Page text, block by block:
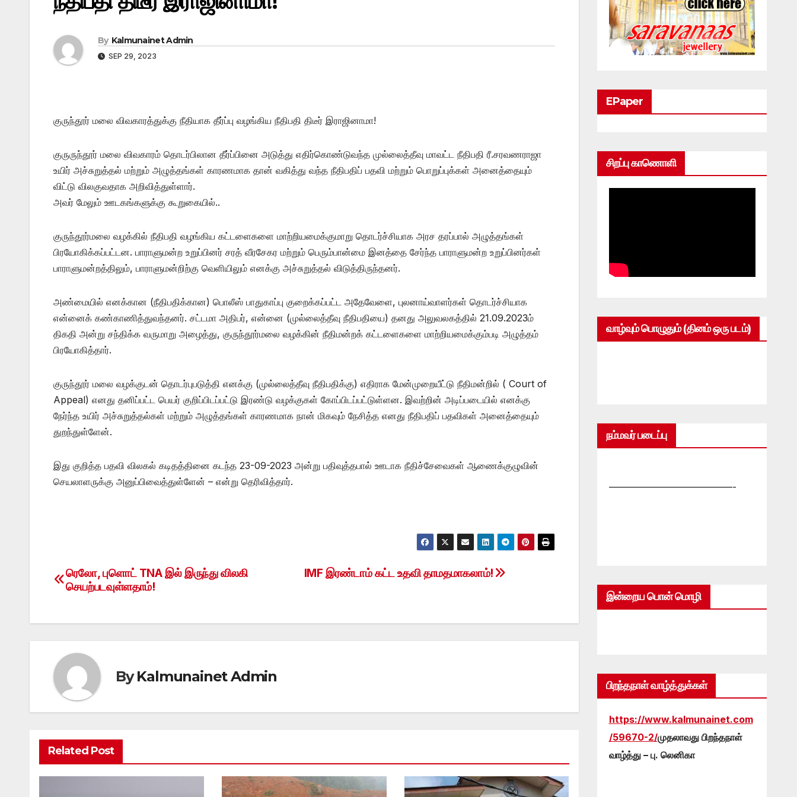
By Kalmunainet Admin
SEP 29, 2023
குருந்தூர் மலை விவகாரத்துக்கு நீதியாக தீர்ப்பு வழங்கிய நீதிபதி திடீர் இராஜினாமா!
குருருந்தூர் மலை விவகாரம் தொடர்பிலான தீர்ப்பினை அடுத்து எதிர்கொண்டுவந்த முல்லைத்தீவு மாவட்ட நீதிபதி ரீ.சரவணராஜா
உயிர் அச்சுறுத்தல் மற்றும் அழுத்தங்கள் காரணமாக தான் வகித்து வந்த நீதிபதிப் பதவி மற்றும் பொறுப்புக்கள் அனைத்தையும்
விட்டு விலகுவதாக அறிவித்துள்ளார்.
அவர் மேலும் ஊடகங்களுக்கு கூறுகையில்..
குருந்தூர்மலை வழக்கில் நீதிபதி வழங்கிய கட்டளைகளை மாற்றியமைக்குமாறு தொடர்ச்சியாக அரச தரப்பால் அழுத்தங்கள்
பிரயோகிக்கப்பட்டன. பாராளுமன்ற உறுப்பினர் சரத் வீரசேகர மற்றும் பெரும்பான்மை இனத்தை சேர்ந்த பாராளுமன்ற உறுப்பினர்கள்
பாராளுமன்றத்திலும், பாராளுமன்றிற்கு வெளியிலும் எனக்கு அச்சுறுத்தல் விடுத்திருந்தனர்.
அண்மையில் எனக்கான (நீதிபதிக்கான) பொலீஸ் பாதுகாப்பு குறைக்கப்பட்ட அதேவேளை, புலனாய்வாளர்கள் தொடர்ச்சியாக
என்னைக் கண்காணித்துவந்தனர். சட்டமா அதிபர், என்னை (முல்லைத்தீவு நீதிபதியை) தனது அலுவலகத்தில் 21.09.2023ம்
திகதி அன்று சந்திக்க வருமாறு அழைத்து, குருந்தூர்மலை வழக்கின் நீதிமன்றக் கட்டளைகளை மாற்றியமைக்கும்படி அழுத்தம்
பிரயோகித்தார்.
குருந்தூர் மலை வழக்குடன் தொடர்புபடுத்தி எனக்கு (முல்லைத்தீவு நீதிபதிக்கு) எதிராக மேன்முறையீட்டு நீதிமன்றில் ( Court of
Appeal) எனது தனிப்பட்ட பெயர் குறிப்பிடப்பட்டு இரண்டு வழக்குகள் கோப்பிடப்பட்டுள்ளன. இவற்றின் அடிப்படையில் எனக்கு
நேர்ந்த உயிர் அச்சுறுத்தல்கள் மற்றும் அழுத்தங்கள் காரணமாக நான் மிகவும் நேசித்த எனது நீதிபதிப் பதவிகள் அனைத்தையும்
துறந்துள்ளேன்.
இது குறித்த பதவி விலகல் கடிதத்தினை கடந்த 23-09-2023 அன்று பதிவுத்தபால் ஊடாக நீதிச்சேவைகள் ஆணைக்குழுவின்
செயலாளருக்கு அனுப்பிவைத்துள்ளேன் – என்று தெரிவித்தார்.
Post
IMF இரண்டாம் கட்ட உதவி தாமதமாகலாம்!
ரெலோ, புளொட் TNA இல் இருந்து விலகி
செயற்படவுள்ளதாம்!
ByKalmunainet Admin
Related Post
EPaper
சிறப்பு காணொளி
வாழ்வும் பொழுதும் (தினம் ஒரு படம்)
நம்மவர் படைப்பு
—————————————-
இன்றைய பொன் மொழி
பிறந்தநாள் வாழ்த்துக்கள்
https://www.kalmunainet.com
/59670-2/முதலாவது பிறந்தநாள்
வாழ்த்து – பு. லெனிகா